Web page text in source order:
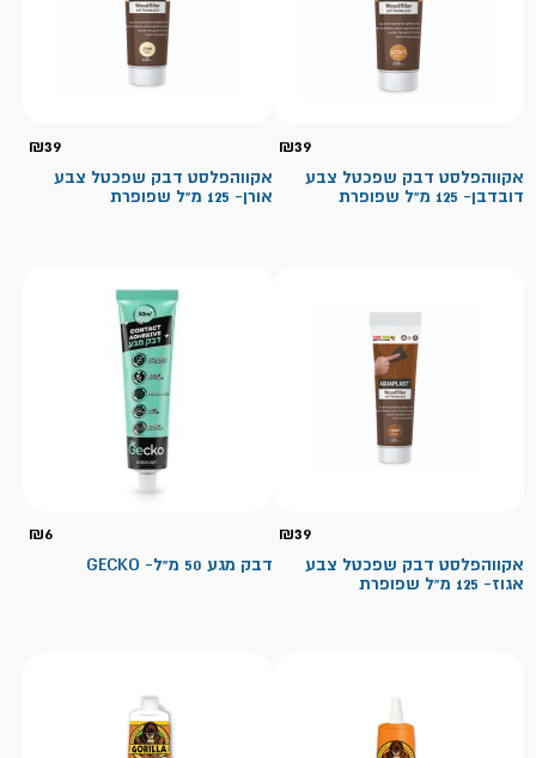
₪39
אקווהפלסט דבק שפכטל צבע
דובדבן- 125 מ"ל שפופרת
₪39
אקווהפלסט דבק שפכטל צבע
אורן- 125 מ"ל שפופרת
₪39
אקווהפלסט דבק שפכטל צבע
אגוז- 125 מ"ל שפופרת
₪6
דבק מגע 50 מ"ל- GECKO